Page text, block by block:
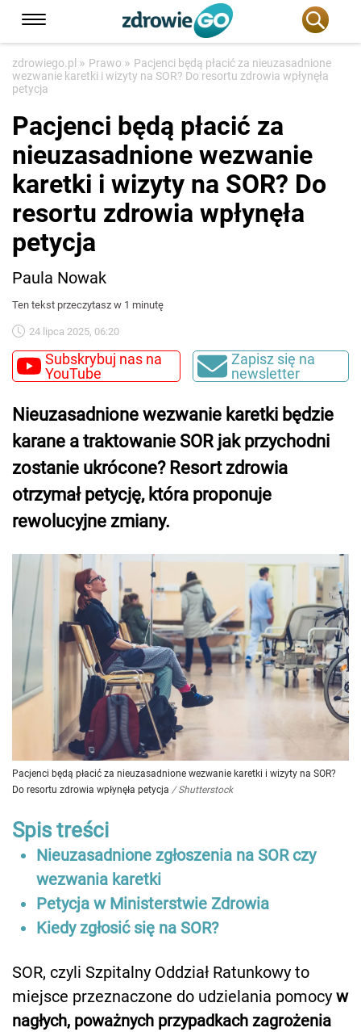
zdrowiego.pl » Prawo » Pacjenci będą płacić za nieuzasadnione
wezwanie karetki i wizyty na SOR? Do resortu zdrowia wpłynęła
petycja
Pacjenci będą płacić za
nieuzasadnione wezwanie
karetki i wizyty na SOR? Do
resortu zdrowia wpłynęła
petycja
Paula Nowak
Ten tekst przeczytasz w 1 minutę
24 lipca 2025, 06:20
Subskrybuj nas na
YouTube
Zapisz się na
newsletter
Nieuzasadnione wezwanie karetki będzie
karane a traktowanie SOR jak przychodni
zostanie ukrócone? Resort zdrowia
otrzymał petycję, która proponuje
rewolucyjne zmiany.
Pacjenci będą płacić za nieuzasadnione wezwanie karetki i wizyty na SOR?
Do resortu zdrowia wpłynęła petycja / Shutterstock
Spis treści
Nieuzasadnione zgłoszenia na SOR czy
wezwania karetki
Petycja w Ministerstwie Zdrowia
Kiedy zgłosić się na SOR?
SOR, czyli Szpitalny Oddział Ratunkowy to
miejsce przeznaczone do udzielania pomocy w
nagłych, poważnych przypadkach zagrożenia